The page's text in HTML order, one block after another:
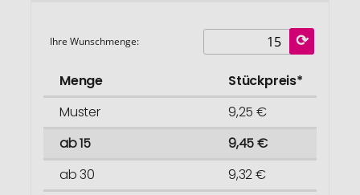
Ihre Wunschmenge:
Menge
Stückpreis*
Muster
9,25 €
ab 15
9,45 €
ab 30
9,32 €